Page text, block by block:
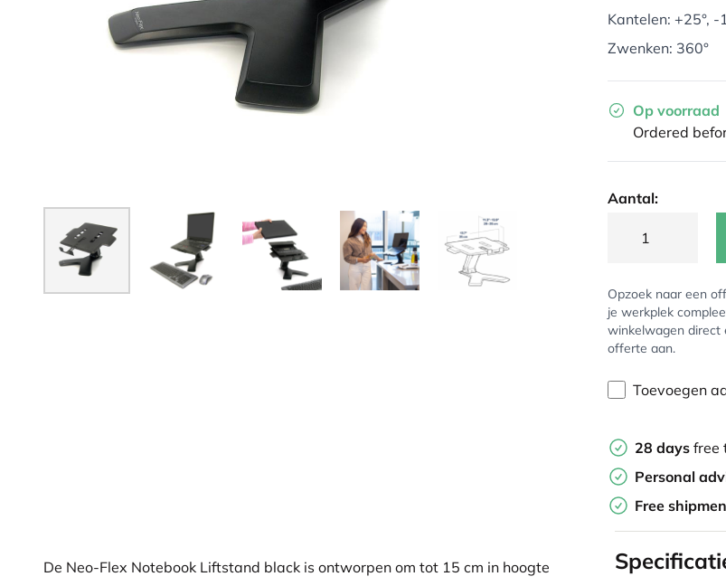
Kantelen: +25°, -
Zwenken: 360°
Op voorraad
Ordered
Aantal:
Opzoek naar een
je werkplek
winkelwagen direct
offerte aan.
Toevoegen
28 days free
Personal
Free
De Neo-Flex Notebook Liftstand black is ontworpen om tot 15 cm in hoogte